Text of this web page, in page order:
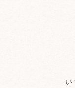
い